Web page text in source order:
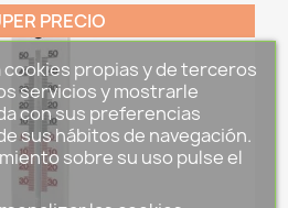
PRECIO
propias y de terceros
servicios y mostrarle
con sus preferencias
sus hábitos de navegación.
sobre su uso pulse el